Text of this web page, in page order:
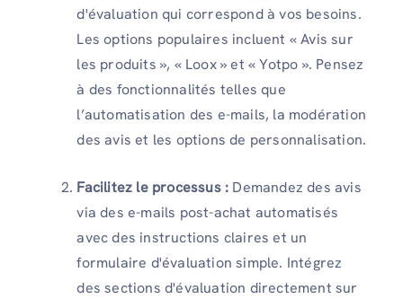
d'évaluation qui correspond à vos besoins.
Les options populaires incluent « Avis sur
les produits », « Loox » et « Yotpo ». Pensez
à des fonctionnalités telles que
l’automatisation des e-mails, la modération
des avis et les options de personnalisation.
Facilitez le processus : Demandez des avis
via des e-mails post-achat automatisés
avec des instructions claires et un
formulaire d'évaluation simple. Intégrez
des sections d'évaluation directement sur